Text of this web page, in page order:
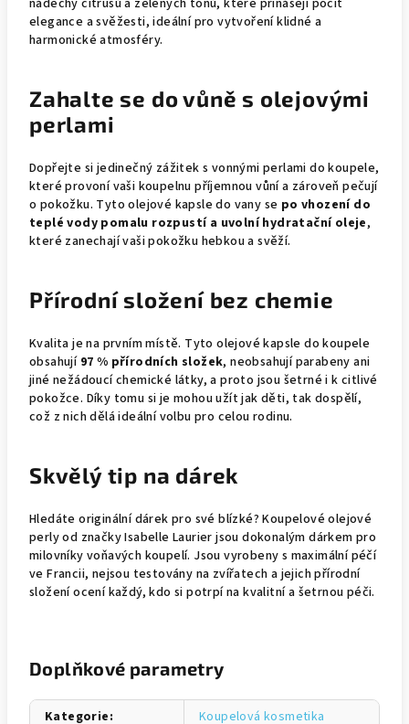
nádechy citrusů a zelených tónů, které přinášejí pocit
elegance a svěžesti, ideální pro vytvoření klidné a
harmonické atmosféry.
Zahalte se do vůně s olejovými
perlami
Dopřejte si jedinečný zážitek s vonnými perlami do koupele,
které provoní vaši koupelnu příjemnou vůní a zároveň pečují
o pokožku. Tyto olejové kapsle do vany se po vhození do
teplé vody pomalu rozpustí a uvolní hydratační oleje,
které zanechají vaši pokožku hebkou a svěží.
Přírodní složení bez chemie
Kvalita je na prvním místě. Tyto olejové kapsle do koupele
obsahují 97 % přírodních složek, neobsahují parabeny ani
jiné nežádoucí chemické látky, a proto jsou šetrné i k citlivé
pokožce. Díky tomu si je mohou užít jak děti, tak dospělí,
což z nich dělá ideální volbu pro celou rodinu.
Skvělý tip na dárek
Hledáte originální dárek pro své blízké? Koupelové olejové
perly od značky Isabelle Laurier jsou dokonalým dárkem pro
milovníky voňavých koupelí. Jsou vyrobeny s maximální péčí
ve Francii, nejsou testovány na zvířatech a jejich přírodní
složení ocení každý, kdo si potrpí na kvalitní a šetrnou péči.
Doplňkové parametry
Kategorie:
Koupelová kosmetika